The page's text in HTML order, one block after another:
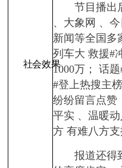
社会效果
节目播出后
、大象网 、
新闻等全国多
列车大 救援#
1000万； 话
#登上热搜主
纷纷留言点赞
平实 、温暖
方 有难八方支
报道还得到